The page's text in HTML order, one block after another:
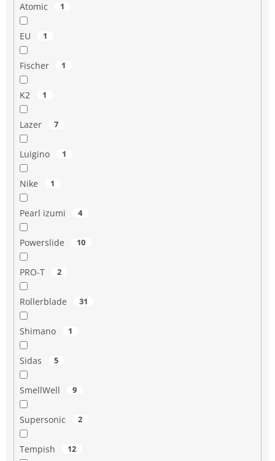
Atomic 1
EU 1
Fischer 1
K2 1
Lazer 7
Luigino 1
Nike 1
Pearl izumi 4
Powerslide 10
PRO-T 2
Rollerblade 31
Shimano 1
Sidas 5
SmellWell 9
Supersonic 2
Tempish 12